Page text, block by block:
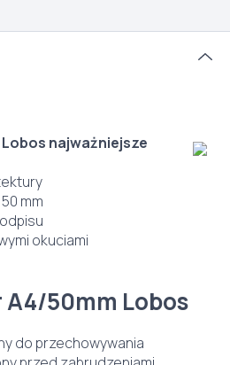
najważniejsze
mm
okuciami
50mm Lobos
do przechowywania